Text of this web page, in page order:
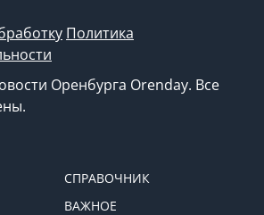
Политика
Оренбурга Orenday. Все
СПРАВОЧНИК
ВАЖНОЕ